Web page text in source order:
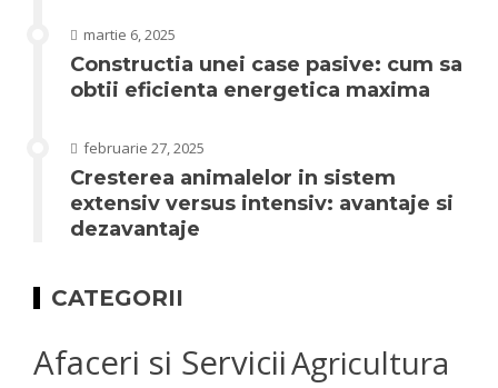
martie 6, 2025
Constructia unei case pasive: cum sa
obtii eficienta energetica maxima
februarie 27, 2025
Cresterea animalelor in sistem
extensiv versus intensiv: avantaje si
dezavantaje
CATEGORII
Afaceri si ServiciiAgricultura